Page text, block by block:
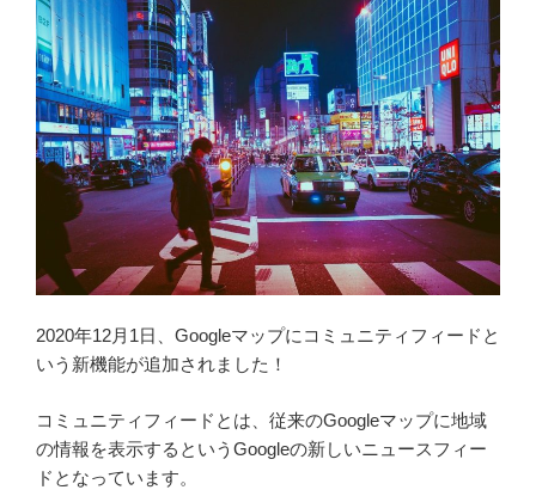
2020年12月1日、Googleマップにコミュニティフィードと
いう新機能が追加されました！
コミュニティフィードとは、従来のGoogleマップに地域
の情報を表示するというGoogleの新しいニュースフィー
ドとなっています。